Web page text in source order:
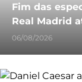
Fim das
Real Madrid
06/08/2026